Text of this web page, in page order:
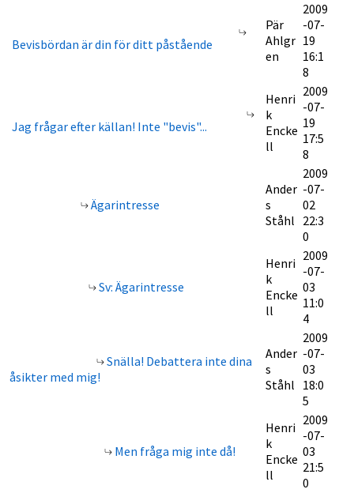
Bevisbördan är din för ditt påstående
Pär
Ahlgr
en
2009
-07-
19
16:1
8
Jag frågar efter källan! Inte "bevis"...
Henri
k
Encke
ll
2009
-07-
19
17:5
8
Ägarintresse
Ander
s
Ståhl
2009
-07-
02
22:3
0
Sv: Ägarintresse
Henri
k
Encke
ll
2009
-07-
03
11:0
4
Snälla! Debattera inte dina
åsikter med mig!
Ander
s
Ståhl
2009
-07-
03
18:0
5
Men fråga mig inte då!
Henri
k
Encke
ll
2009
-07-
03
21:5
0